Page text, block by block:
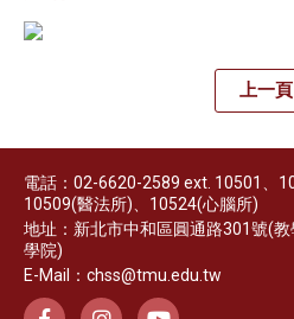
上一頁
電話：02-6620-2589 ext. 10501、
10509(醫法所)、10524(心腦所)
地址：新北市中和區圓通路301號(
學院)
E-Mail：chss@tmu.edu.tw